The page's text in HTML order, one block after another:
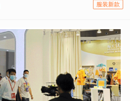
服装新款